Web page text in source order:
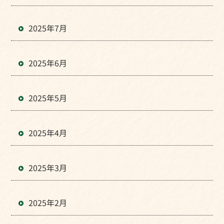
2025年7月
2025年6月
2025年5月
2025年4月
2025年3月
2025年2月